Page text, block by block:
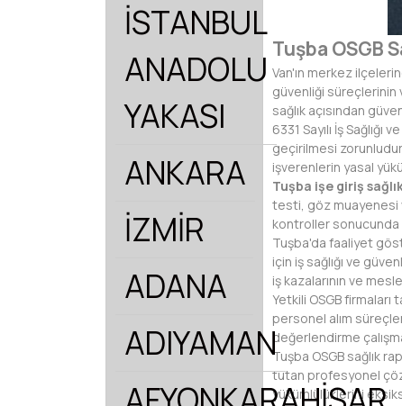
İSTANBUL
ANADOLU
YAKASI
ANKARA
İZMİR
ADANA
ADIYAMAN
Tuşba OSGB
Van'ın merkez
güvenliği süreçlerinin
sağlık açısından
6331 Sayılı İş
geçirilmesi
işverenlerin yasal
Tuşba işe giriş
testi, göz muayenesi
kontroller sonucunda
Tuşba'da faaliyet
için iş sağlığı ve
iş kazalarının ve
Yetkili OSGB
personel alım
değerlendirme
Tuşba OSGB sağlık
tutan profesyonel
yükümlülüklerini